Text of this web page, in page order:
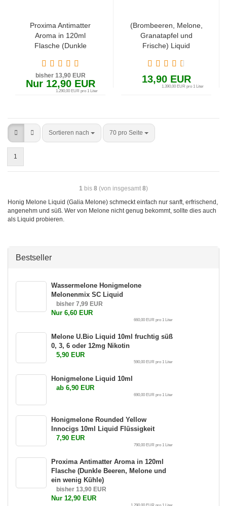
Proxima Antimatter
Aroma in 120ml
Flasche (Dunkle
ein wenig Kühle)
bisher 13,90 EUR
Nur 12,90 EUR
1.290,00 EUR pro 1 Liter
(Brombeeren, Melone,
Granatapfel und
Frische) Liquid
Queen Aroma 10ml
Checkmate 10 in
120ml
13,90 EUR
1.390,00 EUR pro 1 Liter
Sortieren nach 70 pro Seite
1
1 bis 8 (von insgesamt 8)
Honig Melone Liquid (Galia Melone) schmeckt einfach nur sanft, erfrischend,
angenehm und süß. Wer von Melone nicht genug bekommt, sollte dies auch
als Liquid probieren.
Bestseller
Wassermelone Honigmelone
Melonenmix SC Liquid
bisher 7,99 EUR
Nur 6,60 EUR
660,00 EUR pro 1 Liter
Melone U.Bio Liquid 10ml fruchtig süß
0, 3, 6 oder 12mg Nikotin
5,90 EUR
590,00 EUR pro 1 Liter
Honigmelone Liquid 10ml
ab 6,90 EUR
690,00 EUR pro 1 Liter
Honigmelone Rounded Yellow
Innocigs 10ml Liquid Flüssigkeit
7,90 EUR
790,00 EUR pro 1 Liter
Proxima Antimatter Aroma in 120ml
Flasche (Dunkle Beeren, Melone und
ein wenig Kühle)
bisher 13,90 EUR
Nur 12,90 EUR